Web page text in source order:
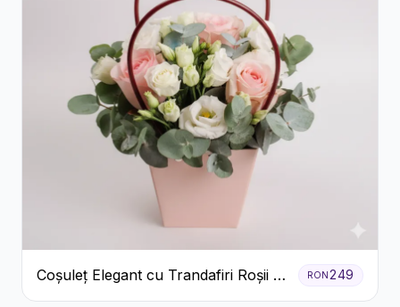
Coșuleț Elegant cu Trandafiri Roșii și
Lisianthus Alb
RON249